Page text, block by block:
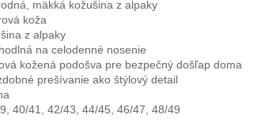
mäkká kožušina z alpaky
koža
z alpaky
na celodenné nosenie
kožená podošva pre bezpečný došľap doma
prešívanie ako štýlový detail
40/41, 42/43, 44/45, 46/47, 48/49